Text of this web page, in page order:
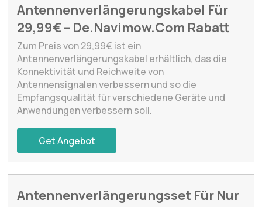
Antennenverlängerungskabel Für
29,99€ – De.Navimow.Com Rabatt
Zum Preis von 29,99€ ist ein
Antennenverlängerungskabel erhältlich, das die
Konnektivität und Reichweite von
Antennensignalen verbessern und so die
Empfangsqualität für verschiedene Geräte und
Anwendungen verbessern soll.
Get Angebot
Antennenverlängerungsset Für Nur